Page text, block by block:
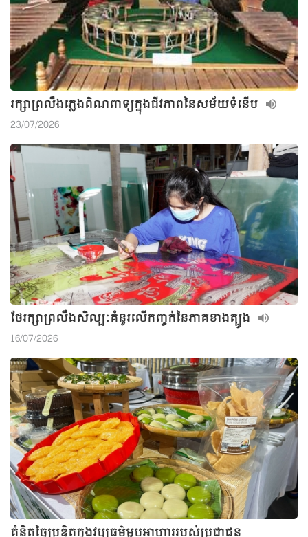
រក្សាព្រលឹងភ្លេងពិណពាទ្យក្នុងជីវភាពនៃសម័យទំនើប
23/07/2026
ថែរក្សាព្រលឹងសិល្បៈគំនូរលើកញ្ចក់នៃភាគខាងត្បូង
16/07/2026